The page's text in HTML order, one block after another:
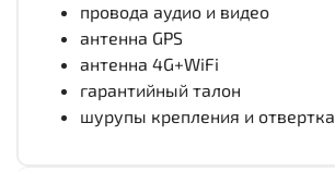
провода аудио и видео
антенна GPS
антенна 4G+WiFi
гарантийный талон
шурупы крепления и отвертка